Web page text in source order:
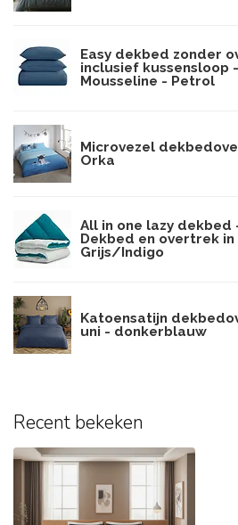
Easy dekbed zonder
inclusief kussensloop -
Mousseline - Petrol
Microvezel
Orka
All in one lazy dekbed
Dekbed en overtrek in
Grijs/Indigo
Katoensatijn
uni - donkerblauw
Recent bekeken